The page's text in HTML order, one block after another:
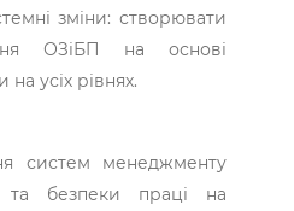
зміни: створювати
ОЗіБП на основі
усіх рівнях.
систем менеджменту
та безпеки праці на